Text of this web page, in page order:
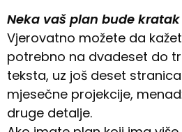
Neka vaš plan bude kratak
Vjerovatno možete da
potrebno na dvadeset do
teksta, uz još deset
mjesečne projekcije,
druge detalje.